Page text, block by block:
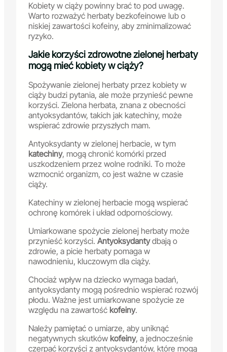
Kobiety w ciąży powinny brać to pod uwagę.
Warto rozważyć herbaty bezkofeinowe lub o
niskiej zawartości kofeiny, aby zminimalizować
ryzyko.
Jakie korzyści zdrowotne zielonej herbaty
mogą mieć kobiety w ciąży?
Spożywanie zielonej herbaty przez kobiety w
ciąży budzi pytania, ale może przynieść pewne
korzyści. Zielona herbata, znana z obecności
antyoksydantów, takich jak katechiny, może
wspierać zdrowie przyszłych mam.
Antyoksydanty w zielonej herbacie, w tym
katechiny, mogą chronić komórki przed
uszkodzeniem przez wolne rodniki. To może
wzmocnić organizm, co jest ważne w czasie
ciąży.
Katechiny w zielonej herbacie mogą wspierać
ochronę komórek i układ odpornościowy.
Umiarkowane spożycie zielonej herbaty może
przynieść korzyści. Antyoksydantydbają o
zdrowie, a picie herbaty pomaga w
nawodnieniu, kluczowym dla ciąży.
Chociaż wpływ na dziecko wymaga badań,
antyoksydanty mogą pośrednio wspierać rozwój
płodu. Ważne jest umiarkowane spożycie ze
względu na zawartość kofeiny.
Należy pamiętać o umiarze, aby uniknąć
negatywnych skutków kofeiny, a jednocześnie
czerpać korzyści z antyoksydantów, które mogą